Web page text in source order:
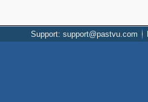
Support: support@pastvu.com